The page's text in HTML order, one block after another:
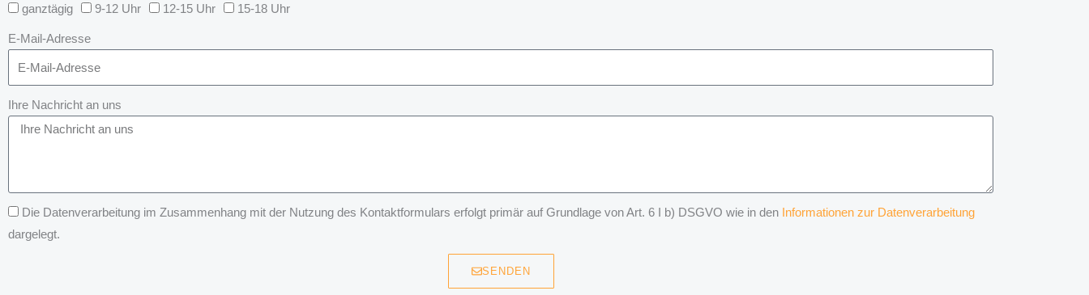
ganztägig
9-12 Uhr 12-15 Uhr 15-18 Uhr
E-Mail-Adresse
Ihre Nachricht an uns
Die Datenverarbeitung im Zusammenhang mit der Nutzung des Kontaktformulars erfolgt primär auf Grundlage von Art. 6 I b) DSGVO wie in den Informationen zur Datenverarbeitung
dargelegt.
SENDEN